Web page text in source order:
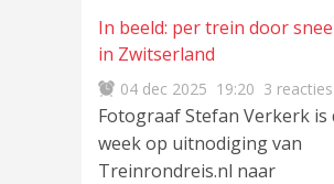
In beeld: per trein door
in Zwitserland
04 dec 2025 19:20 3 reacties
Fotograaf Stefan Verkerk is
week op uitnodiging van
Treinrondreis.nl naar